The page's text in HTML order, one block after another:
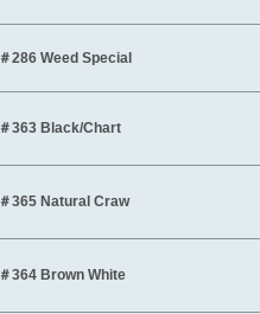
＃286 Weed Special
＃363 Black/Chart
＃365 Natural Craw
＃364 Brown White